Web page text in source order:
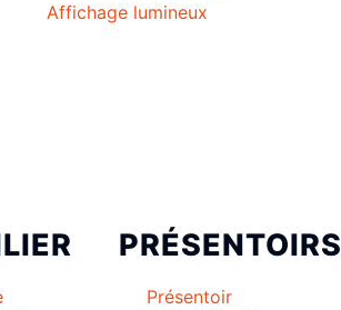
Affichage lumineux
PRÉSENTOIRS
Présentoir